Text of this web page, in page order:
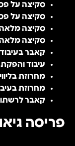
סקיצה על
סקיצה על
סקיצה
סקיצה
קאבר
עיבוד והפקת
מחרוזת
מחרוזת
קאבר
פריסה